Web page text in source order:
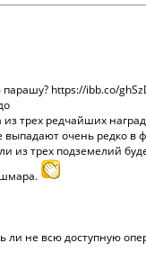
парашу? https://ibb.co/
трех редчайших наград
очень редко в
трех подземелий
ли не всю доступную